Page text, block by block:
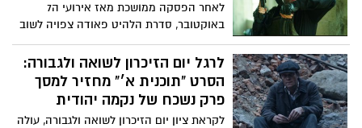
לאחר הפסקה ממושכת מאז אירועי ה7
באוקטובר, סדרת הלהיט פאודה צפויה לשוב
בעונה חמישית כבר בחודש הבא. לפי פרסום
ראשון, עליית העונה מתוכננת לאמצע מאי,
כאשר אירוע הבכורה נקבע ל10 במאי בכפוף
להתפתחויות הביטחוניות.
לרגל יום הזיכרון לשואה ולגבורה:
הסרט "תוכנית א׳" מחזיר למסך
פרק נשכח של נקמה יהודית
לקראת ציון יום הזיכרון לשואה ולגבורה, עולה